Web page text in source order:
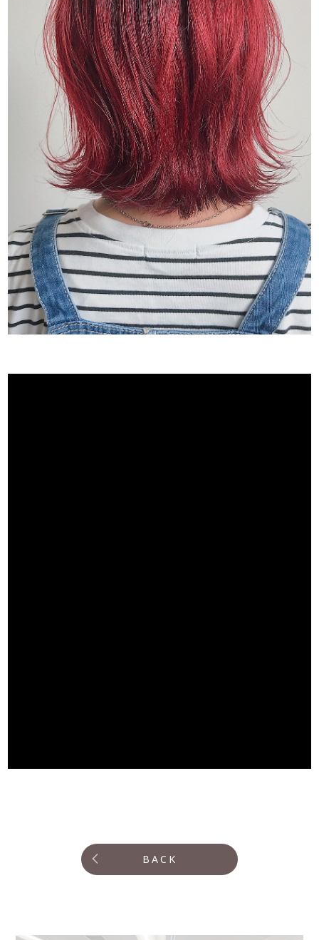
BACK